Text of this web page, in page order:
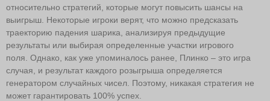
относительно стратегий, которые могут повысить шансы на
выигрыш. Некоторые игроки верят, что можно предсказать
траекторию падения шарика, анализируя предыдущие
результаты или выбирая определенные участки игрового
поля. Однако, как уже упоминалось ранее, Плинко – это игра
случая, и результат каждого розыгрыша определяется
генератором случайных чисел. Поэтому, никакая стратегия не
может гарантировать 100% успех.